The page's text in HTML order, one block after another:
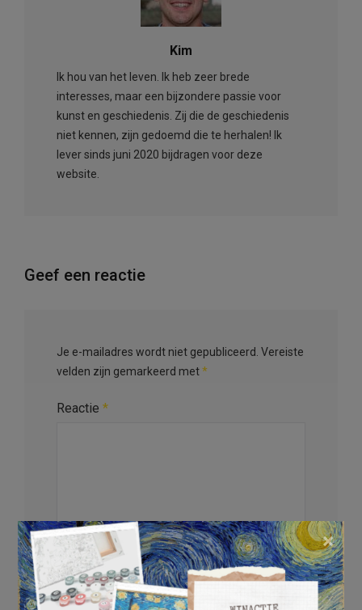
Kim
Ik hou van het leven. Ik heb zeer brede
interesses, maar een bijzondere passie voor
kunst en geschiedenis. Zij die de geschiedenis
niet kennen, zijn gedoemd die te herhalen! Ik
lever sinds juni 2020 bijdragen voor deze
website.
Geef een reactie
Je e-mailadres wordt niet gepubliceerd. Vereiste
velden zijn gemarkeerd met*
Reactie *
Naam*
×